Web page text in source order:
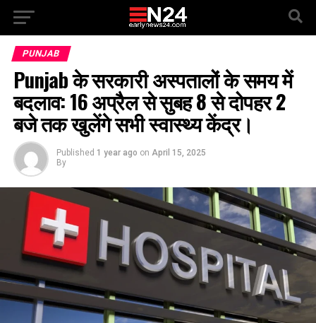
PUNJAB
Punjab के सरकारी अस्पतालों के समय में
बदलाव: 16 अप्रैल से सुबह 8 से दोपहर 2
बजे तक खुलेंगे सभी स्वास्थ्य केंद्र।
Published 1 year ago on April 15, 2025
By